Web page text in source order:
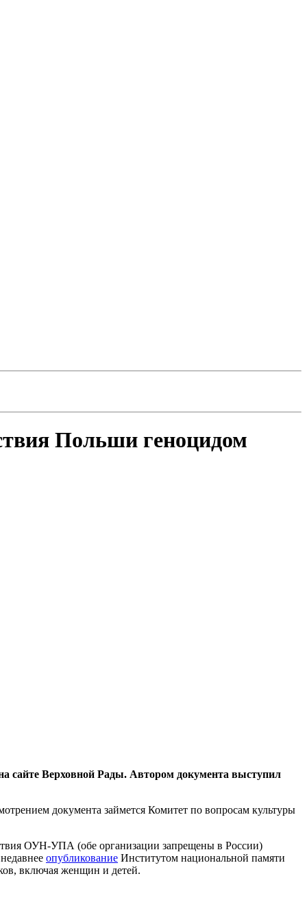
Польши геноцидом
сайте Верховной Рады. Автором документа выступил
документа займется Комитет по вопросам культуры
ОУН-УПА (обе организации запрещены в России)
опубликование Институтом национальной памяти
включая женщин и детей.